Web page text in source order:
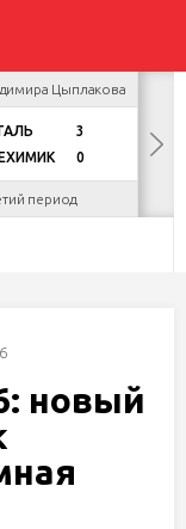
Цыплакова
3
0
период
новый